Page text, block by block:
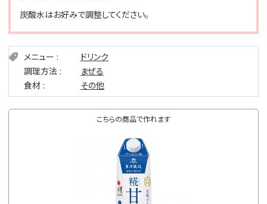
炭酸水はお好みで調整してください。
メニュー
ドリンク
調理方法
まぜる
食材
その他
こちらの商品で作れます